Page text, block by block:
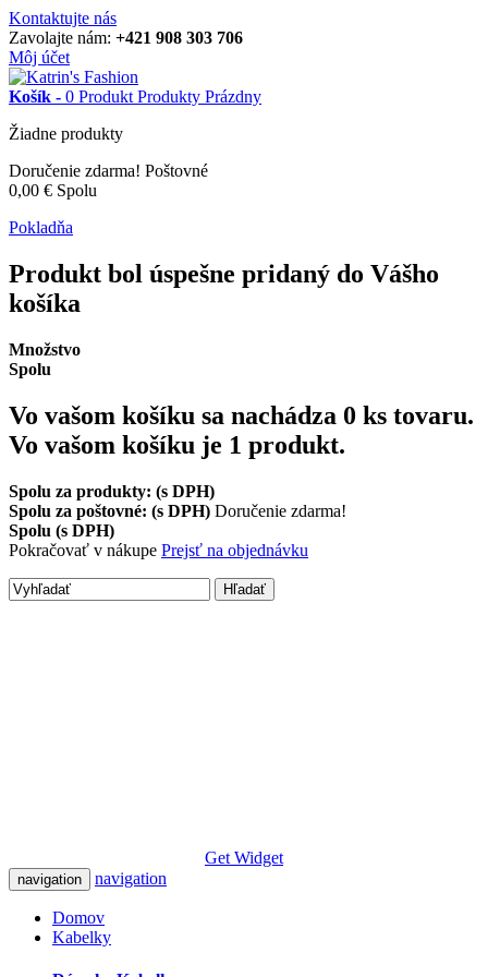
Kontaktujte nás
Zavolajte nám: +421 908 303 706
Môj účet
Košík - 0 Produkt Produkty Prázdny
Žiadne produkty
Doručenie zdarma! Poštovné
0,00 € Spolu
Pokladňa
Produkt bol úspešne pridaný do Vášho
košíka
Množstvo
Spolu
Vo vašom košíku sa nachádza 0 ks tovaru.
Vo vašom košíku je 1 produkt.
Spolu za produkty: (s DPH)
Spolu za poštovné: (s DPH) Doručenie zdarma!
Spolu (s DPH)
Pokračovať v nákupe Prejsť na objednávku
Hľadať
Get Widget
navigation navigation
Domov
Kabelky